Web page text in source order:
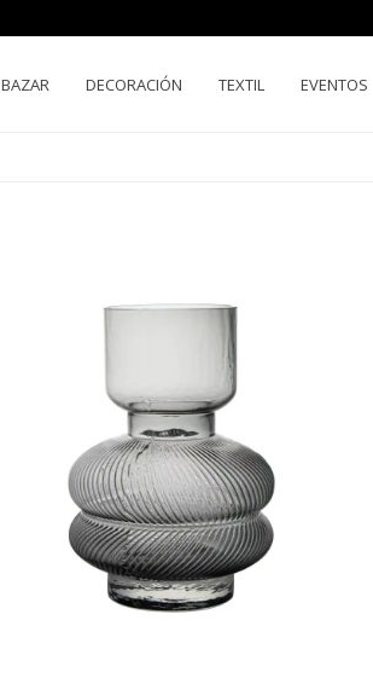
BAZAR DECORACIÓN TEXTIL EVENTOS